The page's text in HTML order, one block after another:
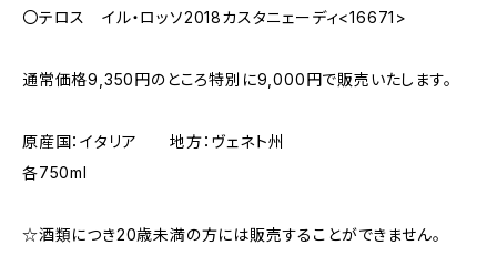
〇テロス イル・ロッソ2018カスタニェーディ<16671>
通常価格9,350円のところ特別に9,000円で販売いたします。
原産国：イタリア 地方：ヴェネト州
各750ml
☆酒類につき20歳未満の方には販売することができません。